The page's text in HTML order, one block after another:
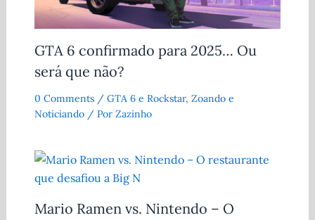
GTA 6 confirmado para 2025… Ou
será que não?
0 Comments / GTA 6 e Rockstar, Zoando e
Noticiando/ Por Zazinho
Mario Ramen vs. Nintendo – O